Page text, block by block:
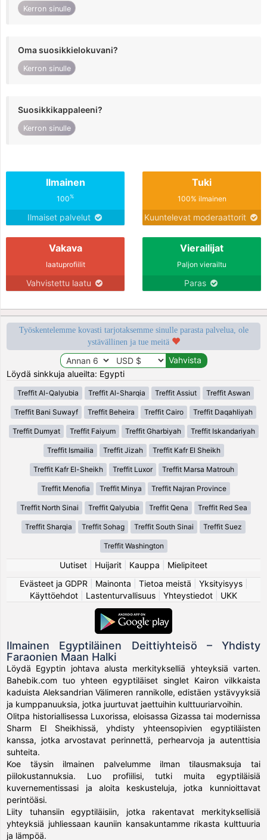
Kerron sinulle
Oma suosikkielokuvani?
Kerron sinulle
Suosikkikappaleeni?
Kerron sinulle
Ilmainen
100%
Ilmaiset palvelut
Tuki
100% ilmainen
Kuuntelevat moderaattorit
Vakava
laatuprofiilit
Vahvistettu laatu
Vierailijat
Paljon vierailtu
Paras
Työskentelemme kovasti tarjotaksemme sinulle parasta palvelua, ole
ystävällinen ja tue meitä
Löydä sinkkuja alueilta: Egypti
Treffit Al-Qalyubia Treffit Al-Sharqia Treffit Assiut Treffit Aswan
Treffit Bani Suwayf Treffit Beheira Treffit Cairo Treffit Daqahliyah
Treffit Dumyat Treffit Faiyum Treffit Gharbiyah Treffit Iskandariyah
Treffit Ismailia Treffit Jizah Treffit Kafr El Sheikh
Treffit Kafr El-Sheikh Treffit Luxor Treffit Marsa Matrouh
Treffit Menofia Treffit Minya Treffit Najran Province
Treffit North Sinai Treffit Qalyubia Treffit Qena Treffit Red Sea
Treffit Sharqia Treffit Sohag Treffit South Sinai Treffit Suez
Treffit Washington
Uutiset Huijarit Kauppa
Mielipiteet
Evästeet ja GDPR
Mainonta Tietoa meistä Yksityisyys|
Käyttöehdot
Lastenturvallisuus Yhteystiedot UKK
Ilmainen Egyptiläinen Deittiyhteisö – Yhdisty
Faraonien Maan Halki
Löydä Egyptin johtava alusta merkitykselliä yhteyksiä varten.
Bahebik.com tuo yhteen egyptiläiset singlet Kairon vilkkaista
kaduista Aleksandrian Välimeren rannikolle, edistäen ystävyyksiä
ja kumppanuuksia, jotka juurtuvat jaettuihin kulttuuriarvoihin.
Olitpa historiallisessa Luxorissa, eloisassa Gizassa tai modernissa
Sharm El Sheikhissä, yhdisty yhteensopivien egyptiläisten
kanssa, jotka arvostavat perinnettä, perhearvoja ja autenttisia
suhteita.
Koe täysin ilmainen palvelumme ilman tilausmaksuja tai
piilokustannuksia. Luo profiilisi, tutki muita egyptiläisiä
kuvernementissasi ja aloita keskusteluja, jotka kunnioittavat
perintöäsi.
Liity tuhansiin egyptiläisiin, jotka rakentavat merkityksellisiä
yhteyksiä juhliessaan kauniin kansakuntamme rikasta kulttuuria
ja lämpöä.